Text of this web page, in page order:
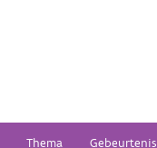
Thema Gebeurtenis